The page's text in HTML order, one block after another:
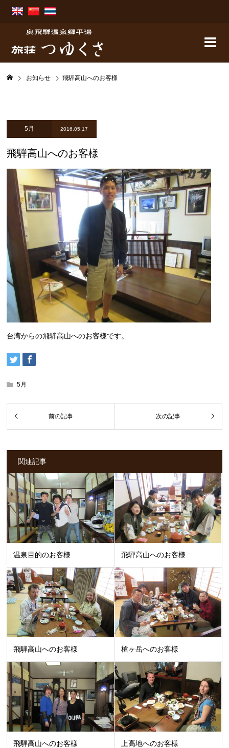
お知らせ 飛騨高山へのお客様
5月 2016.05.17
飛騨高山へのお客様
台湾からの飛騨高山へのお客様です。
5月
関連記事
温泉目的のお客様 飛騨高山へのお客様
飛騨高山へのお客様 槍ヶ岳へのお客様
飛騨高山へのお客様 上高地へのお客様